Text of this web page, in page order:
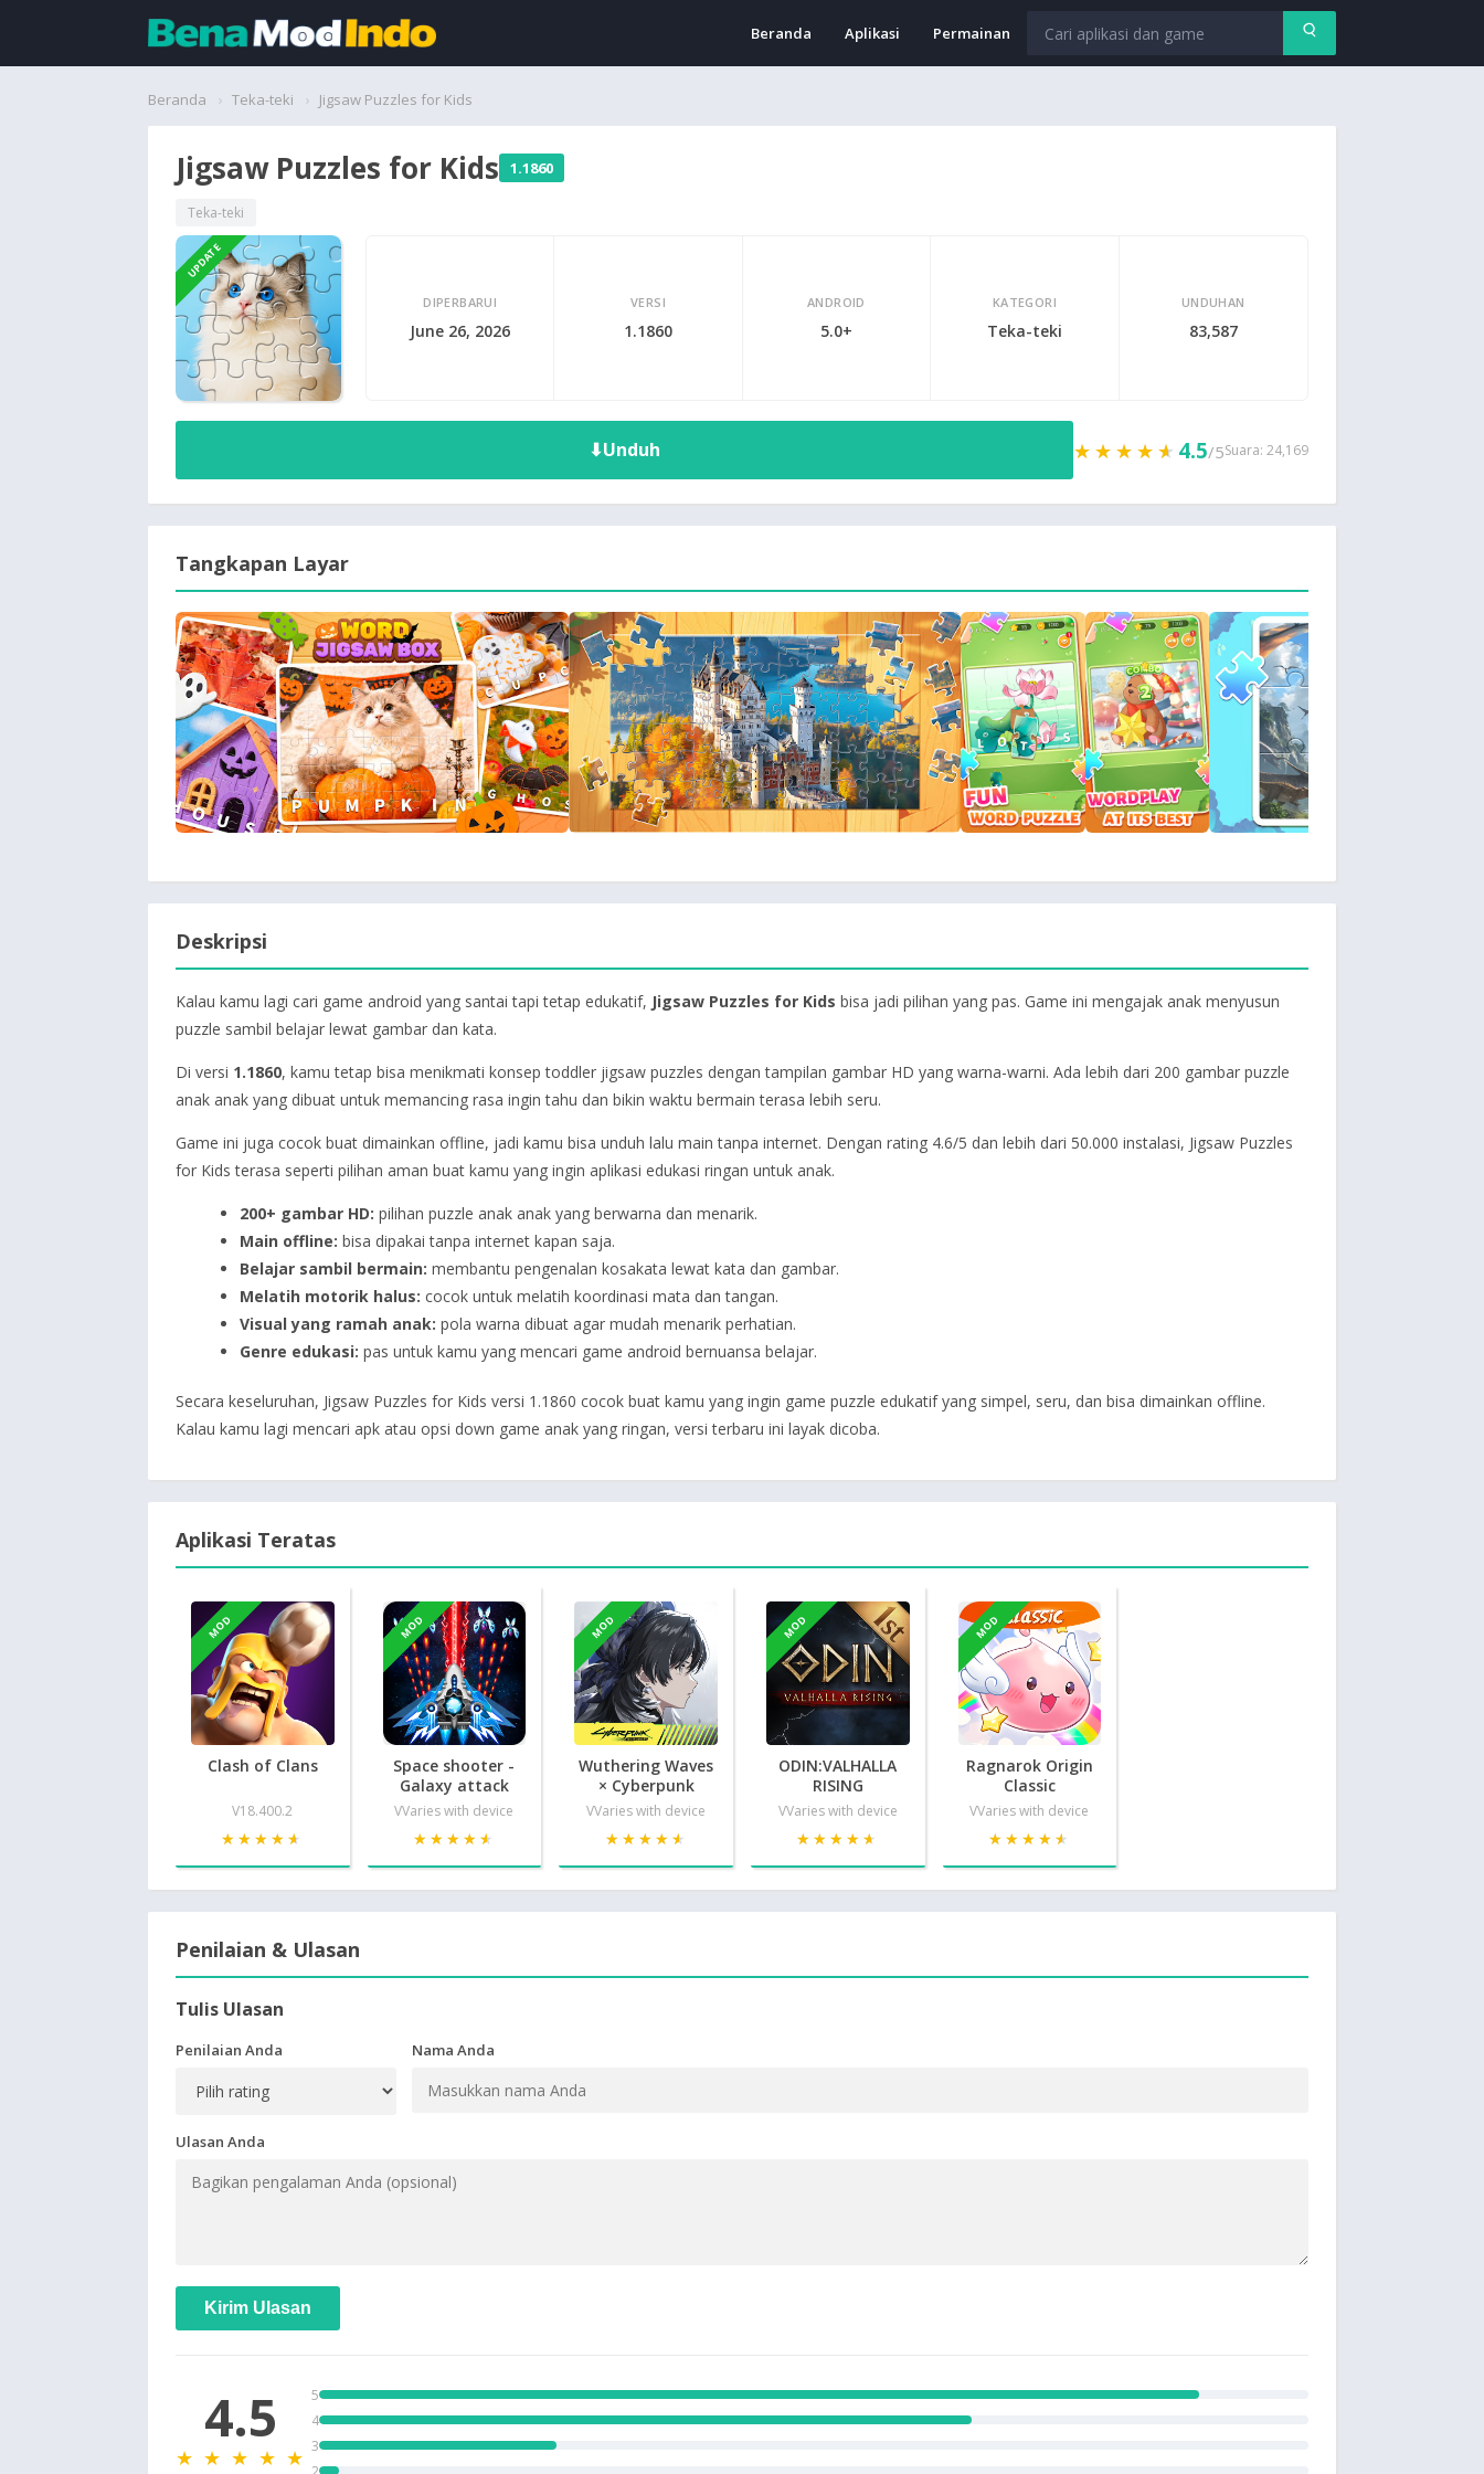
Beranda Aplikasi Permainan
Beranda Teka-teki Jigsaw Puzzles for Kids
Jigsaw Puzzles for Kids 1.1860
Teka-teki
UPDATE
DIPERBARUI
June 26, 2026
VERSI
1.1860
ANDROID
5.0+
KATEGORI
Teka-teki
UNDUHAN
83,587
⬇Unduh ★★★★★
★★★★★ 4.5/5Suara: 24,169
Tangkapan Layar
Deskripsi
Kalau kamu lagi cari game android yang santai tapi tetap edukatif, Jigsaw Puzzles for Kids bisa jadi pilihan yang pas. Game ini mengajak anak menyusun
puzzle sambil belajar lewat gambar dan kata.
Di versi 1.1860, kamu tetap bisa menikmati konsep toddler jigsaw puzzles dengan tampilan gambar HD yang warna-warni. Ada lebih dari 200 gambar puzzle
anak anak yang dibuat untuk memancing rasa ingin tahu dan bikin waktu bermain terasa lebih seru.
Game ini juga cocok buat dimainkan offline, jadi kamu bisa unduh lalu main tanpa internet. Dengan rating 4.6/5 dan lebih dari 50.000 instalasi, Jigsaw Puzzles
for Kids terasa seperti pilihan aman buat kamu yang ingin aplikasi edukasi ringan untuk anak.
200+ gambar HD: pilihan puzzle anak anak yang berwarna dan menarik.
Main offline: bisa dipakai tanpa internet kapan saja.
Belajar sambil bermain: membantu pengenalan kosakata lewat kata dan gambar.
Melatih motorik halus: cocok untuk melatih koordinasi mata dan tangan.
Visual yang ramah anak: pola warna dibuat agar mudah menarik perhatian.
Genre edukasi: pas untuk kamu yang mencari game android bernuansa belajar.
Secara keseluruhan, Jigsaw Puzzles for Kids versi 1.1860 cocok buat kamu yang ingin game puzzle edukatif yang simpel, seru, dan bisa dimainkan offline.
Kalau kamu lagi mencari apk atau opsi down game anak yang ringan, versi terbaru ini layak dicoba.
Aplikasi Teratas
MOD
Clash of Clans
V18.400.2
★★★★★
★★★★★
MOD
Space shooter -
Galaxy attack
VVaries with device
★★★★★
★★★★★
MOD
Wuthering Waves
× Cyberpunk
VVaries with device
★★★★★
★★★★★
MOD
ODIN:VALHALLA
RISING
VVaries with device
★★★★★
★★★★★
MOD
Ragnarok Origin
Classic
VVaries with device
★★★★★
★★★★★
Penilaian & Ulasan
Tulis Ulasan
Penilaian Anda Nama Anda
Ulasan Anda
Kirim Ulasan
4.5
★ ★ ★ ★ ★
5
4
3